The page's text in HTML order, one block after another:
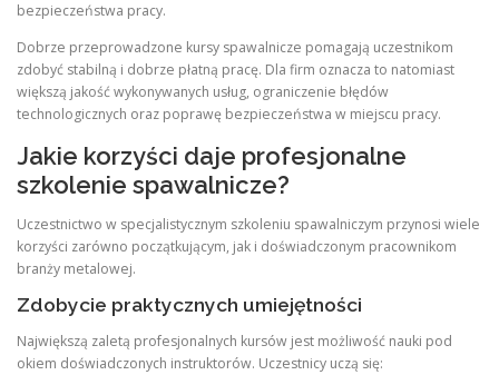
bezpieczeństwa pracy.
Dobrze przeprowadzone kursy spawalnicze pomagają uczestnikom
zdobyć stabilną i dobrze płatną pracę. Dla firm oznacza to natomiast
większą jakość wykonywanych usług, ograniczenie błędów
technologicznych oraz poprawę bezpieczeństwa w miejscu pracy.
Jakie korzyści daje profesjonalne
szkolenie spawalnicze?
Uczestnictwo w specjalistycznym szkoleniu spawalniczym przynosi wiele
korzyści zarówno początkującym, jak i doświadczonym pracownikom
branży metalowej.
Zdobycie praktycznych umiejętności
Największą zaletą profesjonalnych kursów jest możliwość nauki pod
okiem doświadczonych instruktorów. Uczestnicy uczą się: